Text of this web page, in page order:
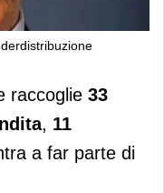
a far
raccoglie 33
, 11
a far parte di